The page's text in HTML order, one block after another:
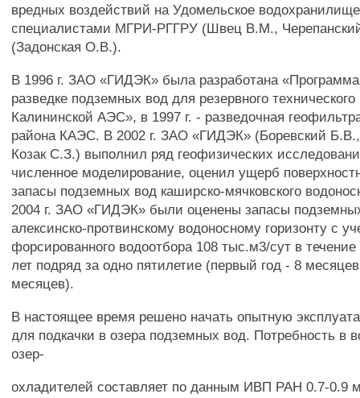
вредных воздействий на Удомельское
специалистами МГРИ-РГГРУ (Швец В.М.,
(Задонская О.В.).
В 1996 г. ЗАО «ГИДЭК» была разработана
разведке подземных вод для резервного
Калининской АЭС», в 1997 г. - разведочная
района КАЭС. В 2002 г. ЗАО «ГИДЭК» (Боревский
Козак С.З.) выполнил ряд геофизических
численное моделирование, оценил ущерб
запасы подземных вод каширско-мячковского
2004 г. ЗАО «ГИДЭК» были оценены запасы
алексинско-протвинскому водоносному горизонту с
форсированного водоотбора 108 тыс.м3/сут в
лет подряд за одно пятилетие (первый год - 8
месяцев).
В настоящее время решено начать опытную
для подкачки в озера подземных вод. Потребность в
озер-
охладителей составляет по данным ИВП РАН 0.7-0.9